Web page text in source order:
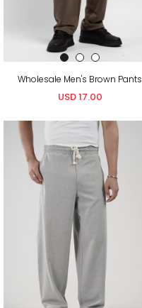
Wholesale Men's Brown Pants
USD 17.00